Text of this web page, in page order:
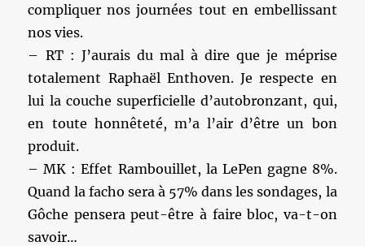
compliquer nos journées tout en embellissant
nos vies.
– RT : J’aurais du mal à dire que je méprise
totalement Raphaël Enthoven. Je respecte en
lui la couche superficielle d’autobronzant, qui,
en toute honnêteté, m’a l’air d’être un bon
produit.
– MK : Effet Rambouillet, la LePen gagne 8%.
Quand la facho sera à 57% dans les sondages, la
Gôche pensera peut-être à faire bloc, va-t-on
savoir…